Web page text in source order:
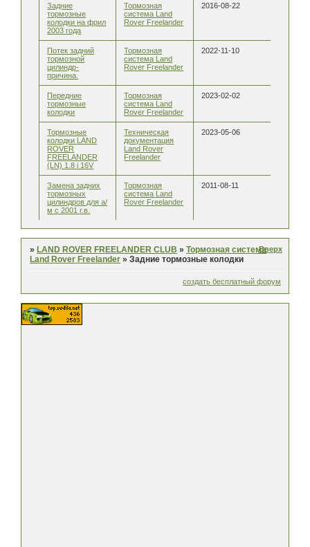
Задние
тормозные
колодки на фрил
2003 года
Тормозная
система Land
Rover Freelander
2016-08-22
Потек задний
тормозной
цилиндр-
причина.
Тормозная
система Land
Rover Freelander
2022-11-10
Передние
тормозные
колодки
Тормозная
система Land
Rover Freelander
2023-02-02
Тормозные
колодки LAND
ROVER
FREELANDER
(LN) 1.8 i 16V
Техническая
документация
Land Rover
Freelander
2023-05-06
Замена задних
тормозных
цилиндров для а/
м с 2001 г.в.
Тормозная
система Land
Rover Freelander
2011-08-11
» LAND ROVER FREELANDER CLUB »Тормозная система
Land Rover Freelander »Задние тормозные колодки
Вверх
создать бесплатный форум